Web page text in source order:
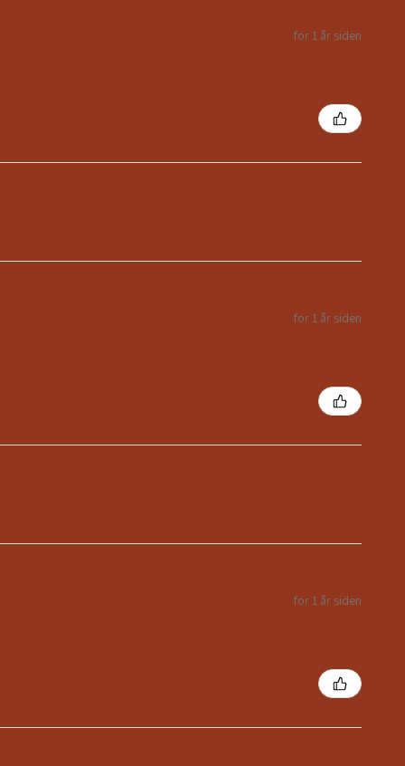
for 1 år siden
for 1 år siden
for 1 år siden